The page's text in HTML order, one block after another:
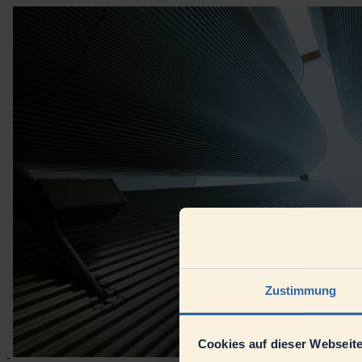
Zustimmung
Cookies auf dieser Webseite